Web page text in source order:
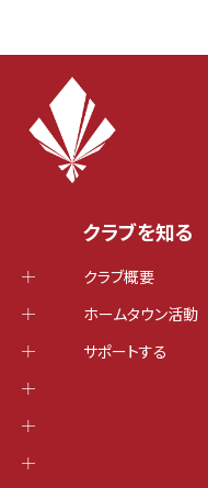
クラブを知る
クラブ概要
ホームタウン活動
サポートする